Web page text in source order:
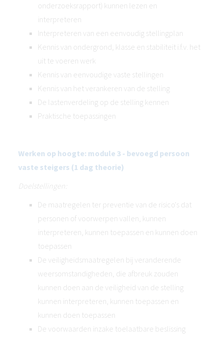
onderzoeksrapport) kunnen lezen en
interpreteren
Interpreteren van een eenvoudig stellingplan
Kennis van ondergrond, klasse en stabiliteit i.f.v. het
uit te voeren werk
Kennis van eenvoudige vaste stellingen
Kennis van het verankeren van de stelling
De lastenverdeling op de stelling kennen
Praktische toepassingen
Werken op hoogte: module 3 - bevoegd persoon
vaste steigers (1 dag theorie)
Doelstellingen:
De maatregelen ter preventie van de risico's dat
personen of voorwerpen vallen, kunnen
interpreteren, kunnen toepassen en kunnen doen
toepassen
De veiligheidsmaatregelen bij veranderende
weersomstandigheden, die afbreuk zouden
kunnen doen aan de veiligheid van de stelling
kunnen interpreteren, kunnen toepassen en
kunnen doen toepassen
De voorwaarden inzake toelaatbare beslissing